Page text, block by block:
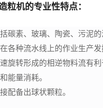
粒机的专业性特点：
碳素、玻璃、陶瓷、污泥的
各种流水线上的作业生产
旋转形成的相逆物料流有利
能量消耗。
配备出球状颗粒。